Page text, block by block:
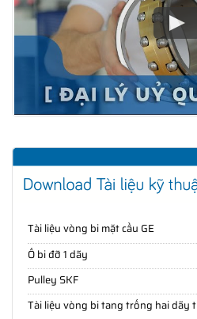
Tài liệu vòng bi mặt cầu GE
Ổ bi đỡ 1 dãy
Pulley SKF
Tài liệu vòng bi tang trống hai dãy